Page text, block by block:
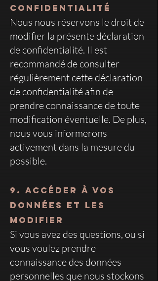
confidentialité
Nous nous réservons le droit de
modifier la présente déclaration
de confidentialité. Il est
recommandé de consulter
régulièrement cette déclaration
de confidentialité afin de
prendre connaissance de toute
modification éventuelle. De plus,
nous vous informerons
activement dans la mesure du
possible.
9. Accéder à vos
données et les
modifier
Si vous avez des questions, ou si
vous voulez prendre
connaissance des données
personnelles que nous stockons